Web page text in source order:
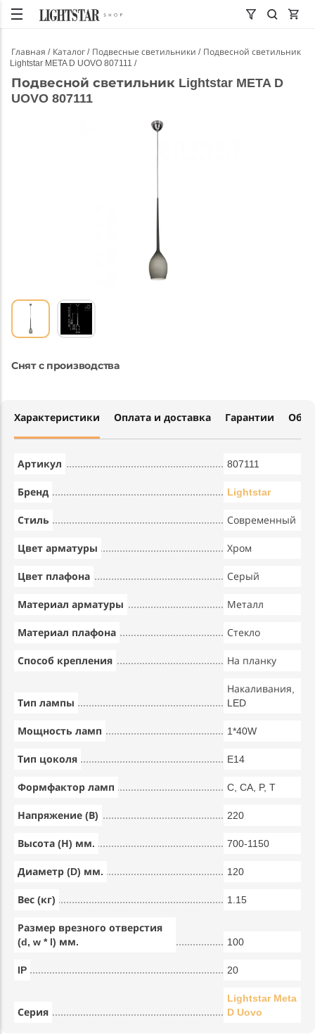
Главная Каталог Подвесные светильники
Подвесной светильник
Lightstar META D UOVO 807111
Подвесной светильник Lightstar META D
UOVO 807111
Снят с производства
Характеристики Оплата и доставка Гарантии
Артикул 807111
Бренд Lightstar
Стиль Современный
Цвет арматуры Хром
Цвет плафона Серый
Материал арматуры Металл
Материал плафона Стекло
Способ крепления На планку
Тип лампы
Накаливания,
LED
Мощность ламп 1*40W
Тип цоколя E14
Формфактор ламп C, CA, P, T
Напряжение (В) 220
Высота (Н) мм. 700-1150
Диаметр (D) мм. 120
Вес (кг) 1.15
Размер врезного отверстия
(d, w * l) мм.
100
IP 20
Серия
Lightstar Meta
D Uovo